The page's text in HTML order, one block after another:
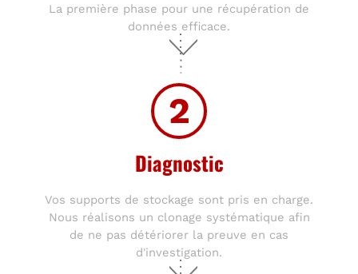
La première phase pour une récupération de
données efficace.
2
Diagnostic
Vos supports de stockage sont pris en charge.
Nous réalisons un clonage systématique afin
de ne pas détériorer la preuve en cas
d'investigation.